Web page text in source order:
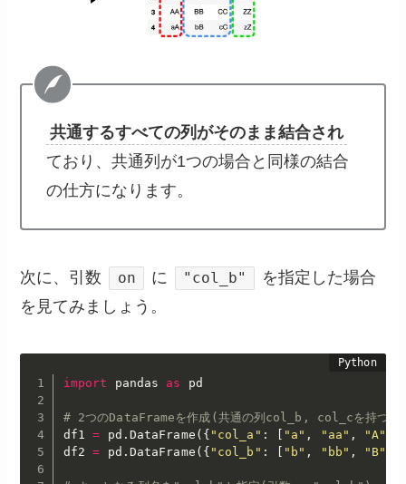
共通するすべての列がそのまま結合され
ており、共通列が1つの場合と同様の結合
の仕方になります。
次に、引数 on に "col_b"
を指定した場合
を見てみましょう。
import pandas as pd
# 2つのDataFrameを作成(共通の列col_b, col_cを持つ)
df1 = pd . DataFrame ( { "col_a" : "a" , "aa" , "A"
df2 = pd . DataFrame ( { "col_b" : "b" , "bb" , "B"